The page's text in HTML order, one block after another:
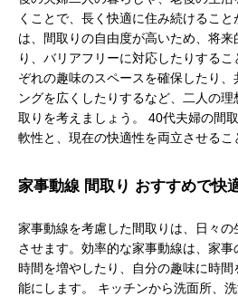
くことで、長く快適に住み続けるこ
は、間取りの自由度が高いため、将
り、バリアフリーに対応したりする
ぞれの趣味のスペースを確保したり
ングを広くしたりするなど、二人の
取りを考えましょう。 40代夫婦の間
軟性と、現在の快適性を両立させるこ
家事動線 間取り おすすめで快
家事動線を考慮した間取りは、日々
させます。効率的な家事動線は、家
時間を増やしたり、自分の趣味に時
能にします。 キッチンから洗面所、